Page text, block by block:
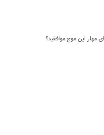
این موج موافقید؟